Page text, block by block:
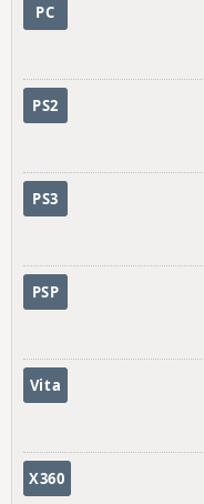
PC
PS2
PS3
PSP
Vita
X360